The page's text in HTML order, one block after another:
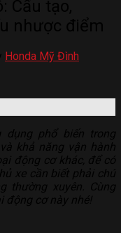
Honda Mỹ Đình
cơ này nhé!